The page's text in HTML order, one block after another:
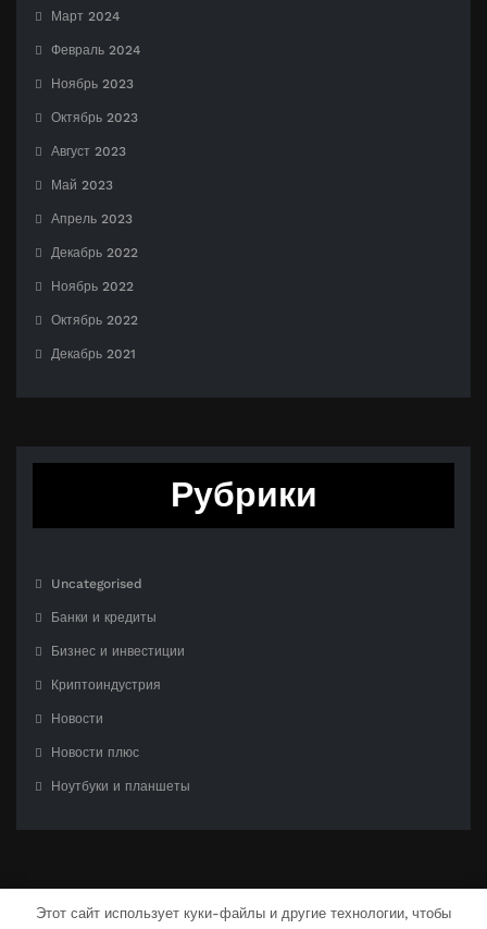
Март 2024
Февраль 2024
Ноябрь 2023
Октябрь 2023
Август 2023
Май 2023
Апрель 2023
Декабрь 2022
Ноябрь 2022
Октябрь 2022
Декабрь 2021
Рубрики
Uncategorised
Банки и кредиты
Бизнес и инвестиции
Криптоиндустрия
Новости
Новости плюс
Ноутбуки и планшеты
Этот сайт использует куки-файлы и другие технологии, чтобы